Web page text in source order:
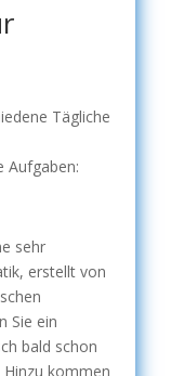
Tägliche
Aufgaben:
sehr
erstellt von
Sie ein
bald schon
kommen